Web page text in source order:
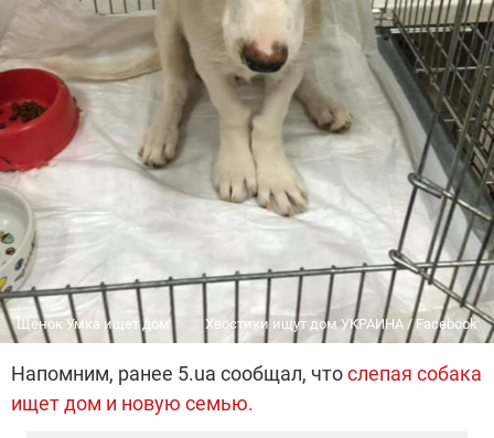
Щенок Умка ищет дом Хвостики ищут дом УКРАИНА / Facebook
Напомним, ранее 5.ua сообщал, чтослепая собака
ищет дом и новую семью.